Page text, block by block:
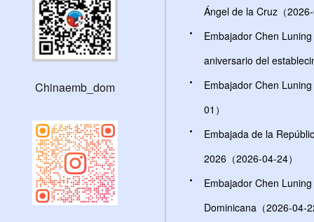
Chinaemb_dom
Ángel de la Cruz（
Embajador Chen
aniversario del
Embajador Chen
01）
Embajada de la
2026（2026-04-24）
Embajador Chen
Dominicana（2026-04-